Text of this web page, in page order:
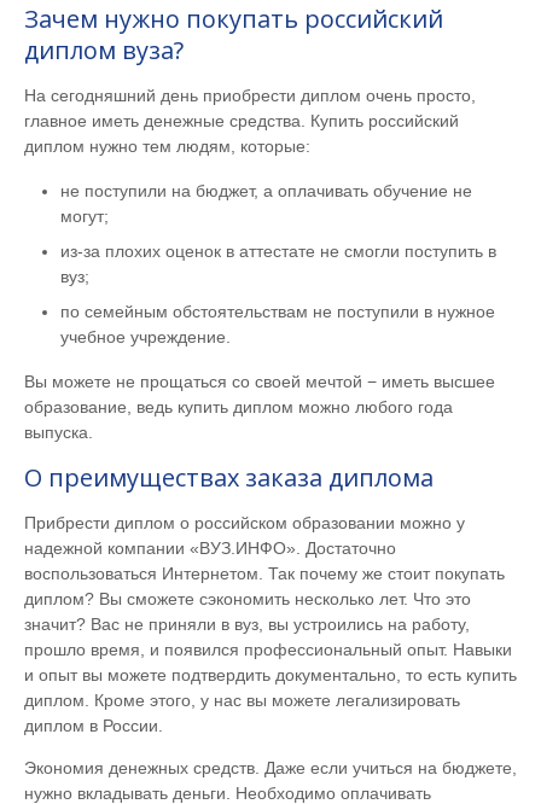
Зачем нужно покупать российский
диплом вуза?
На сегодняшний день приобрести диплом очень просто,
главное иметь денежные средства. Купить российский
диплом нужно тем людям, которые:
не поступили на бюджет, а оплачивать обучение не
могут;
из-за плохих оценок в аттестате не смогли поступить в
вуз;
по семейным обстоятельствам не поступили в нужное
учебное учреждение.
Вы можете не прощаться со своей мечтой − иметь высшее
образование, ведь купить диплом можно любого года
выпуска.
О преимуществах заказа диплома
Прибрести диплом о российском образовании можно у
надежной компании «ВУЗ.ИНФО». Достаточно
воспользоваться Интернетом. Так почему же стоит покупать
диплом? Вы сможете сэкономить несколько лет. Что это
значит? Вас не приняли в вуз, вы устроились на работу,
прошло время, и появился профессиональный опыт. Навыки
и опыт вы можете подтвердить документально, то есть купить
диплом. Кроме этого, у нас вы можете легализировать
диплом в России.
Экономия денежных средств. Даже если учиться на бюджете,
нужно вкладывать деньги. Необходимо оплачивать